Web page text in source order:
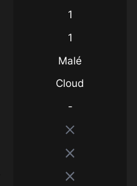
1
1
Malé
Cloud
-